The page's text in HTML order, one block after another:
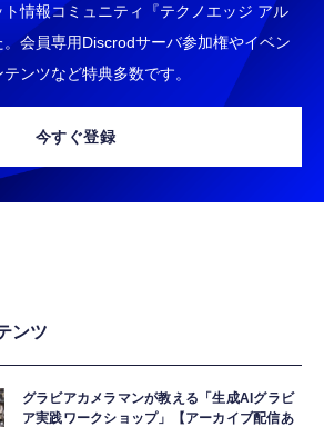
情報コミュニティ『テクノエッジ アル
会員専用Discrodサーバ参加権やイベン
ンツなど特典多数です。
今すぐ登録
ンツ
グラビアカメラマンが教える「生成AIグラビ
ア実践ワークショップ」【アーカイブ配信あ